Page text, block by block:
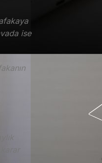
ise